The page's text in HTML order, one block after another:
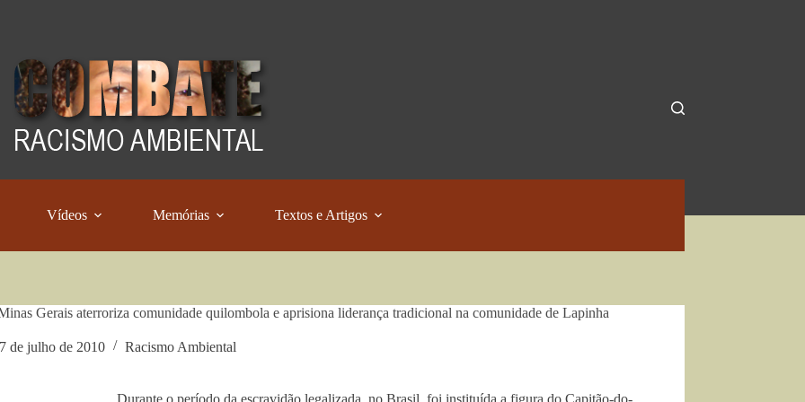
Vídeos Memórias Textos e Artigos
Gerais aterroriza comunidade quilombola e aprisiona liderança tradicional na comunidade de Lapinha
de julho de 2010 Racismo Ambiental
Durante o período da escravidão legalizada, no Brasil, foi instituída a figura do Capitão-do-